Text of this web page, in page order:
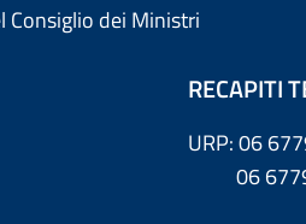
Consiglio dei Ministri
RECAPITI
URP: 06
06